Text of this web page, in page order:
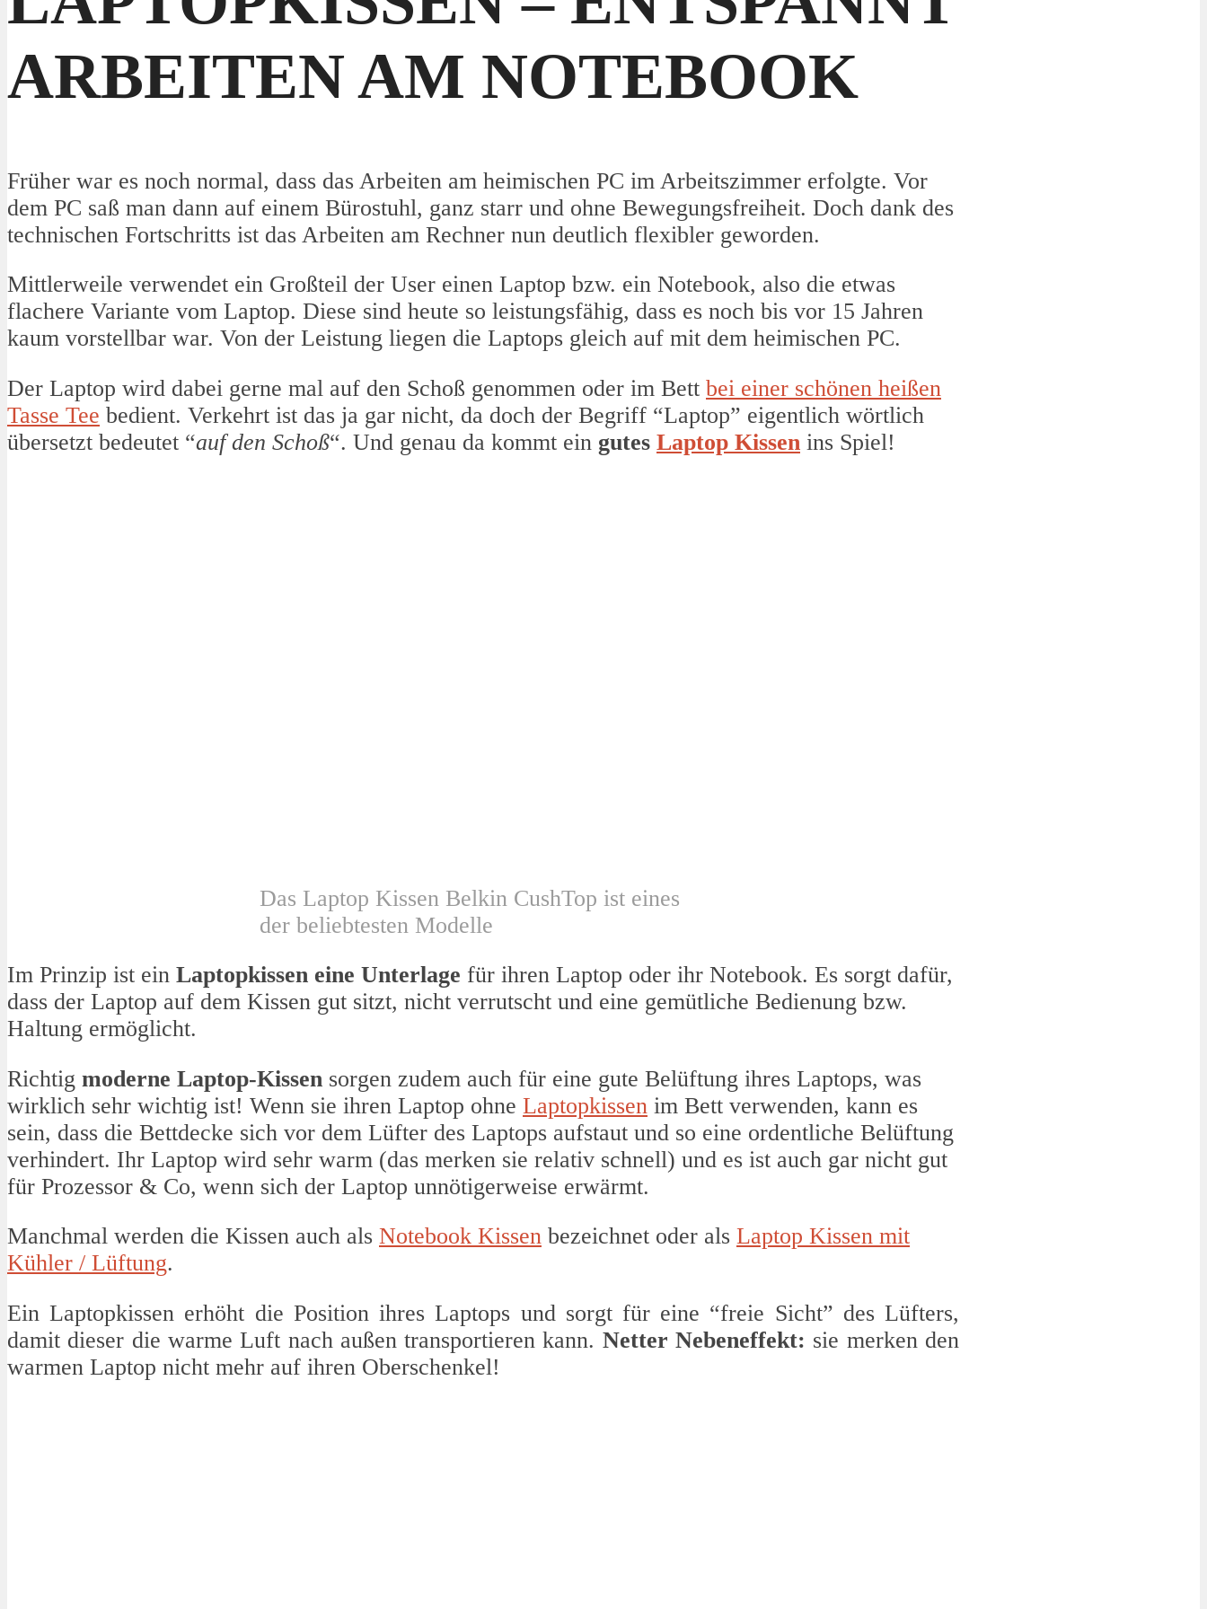
ARBEITEN AM NOTEBOOK
Früher war es noch normal, dass das Arbeiten am heimischen PC im Arbeitszimmer erfolgte. Vor
dem PC saß man dann auf einem Bürostuhl, ganz starr und ohne Bewegungsfreiheit. Doch dank des
technischen Fortschritts ist das Arbeiten am Rechner nun deutlich flexibler geworden.
Mittlerweile verwendet ein Großteil der User einen Laptop bzw. ein Notebook, also die etwas
flachere Variante vom Laptop. Diese sind heute so leistungsfähig, dass es noch bis vor 15 Jahren
kaum vorstellbar war. Von der Leistung liegen die Laptops gleich auf mit dem heimischen PC.
Der Laptop wird dabei gerne mal auf den Schoß genommen oder im Bett bei einer schönen heißen
Tasse Tee bedient. Verkehrt ist das ja gar nicht, da doch der Begriff “Laptop” eigentlich wörtlich
übersetzt bedeutet “auf den Schoß“. Und genau da kommt ein gutes Laptop Kissen ins Spiel!
Das Laptop Kissen Belkin CushTop ist eines
der beliebtesten Modelle
Im Prinzip ist ein Laptopkissen eine Unterlage für ihren Laptop oder ihr Notebook. Es sorgt dafür,
dass der Laptop auf dem Kissen gut sitzt, nicht verrutscht und eine gemütliche Bedienung bzw.
Haltung ermöglicht.
Richtig moderne Laptop-Kissen sorgen zudem auch für eine gute Belüftung ihres Laptops, was
wirklich sehr wichtig ist! Wenn sie ihren Laptop ohne Laptopkissen im Bett verwenden, kann es
sein, dass die Bettdecke sich vor dem Lüfter des Laptops aufstaut und so eine ordentliche Belüftung
verhindert. Ihr Laptop wird sehr warm (das merken sie relativ schnell) und es ist auch gar nicht gut
für Prozessor & Co, wenn sich der Laptop unnötigerweise erwärmt.
Manchmal werden die Kissen auch als Notebook Kissen bezeichnet oder als Laptop Kissen mit
Kühler / Lüftung.
Ein Laptopkissen erhöht die Position ihres Laptops und sorgt für eine “freie Sicht” des Lüfters,
damit dieser die warme Luft nach außen transportieren kann. Netter Nebeneffekt: sie merken den
warmen Laptop nicht mehr auf ihren Oberschenkel!